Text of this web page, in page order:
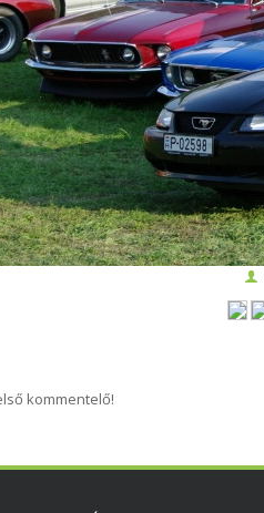
kommentelő!